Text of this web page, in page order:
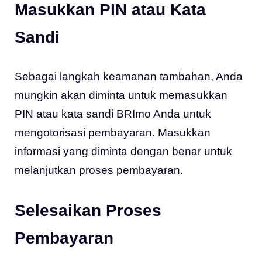
Masukkan PIN atau Kata
Sandi
Sebagai langkah keamanan tambahan, Anda
mungkin akan diminta untuk memasukkan
PIN atau kata sandi BRImo Anda untuk
mengotorisasi pembayaran. Masukkan
informasi yang diminta dengan benar untuk
melanjutkan proses pembayaran.
Selesaikan Proses
Pembayaran